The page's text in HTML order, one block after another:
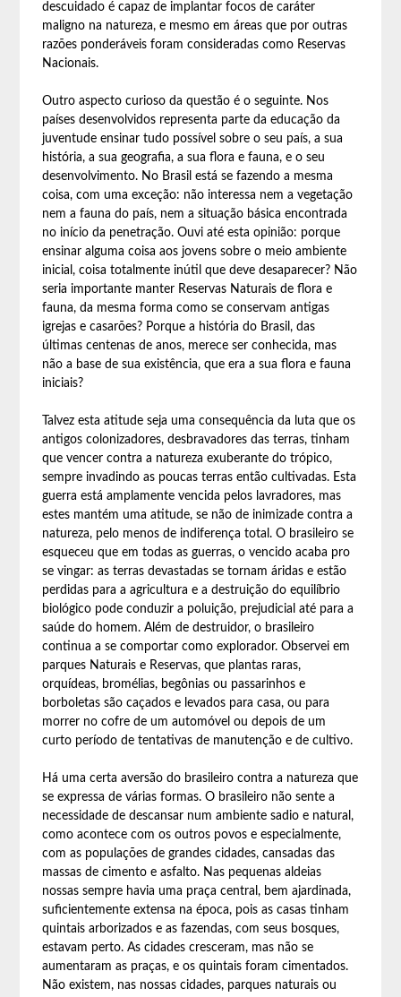
descuidado é capaz de implantar focos de caráter
maligno na natureza, e mesmo em áreas que por outras
razões ponderáveis foram consideradas como Reservas
Nacionais.
Outro aspecto curioso da questão é o seguinte. Nos
países desenvolvidos representa parte da educação da
juventude ensinar tudo possível sobre o seu país, a sua
história, a sua geografia, a sua flora e fauna, e o seu
desenvolvimento. No Brasil está se fazendo a mesma
coisa, com uma exceção: não interessa nem a vegetação
nem a fauna do país, nem a situação básica encontrada
no início da penetração. Ouvi até esta opinião: porque
ensinar alguma coisa aos jovens sobre o meio ambiente
inicial, coisa totalmente inútil que deve desaparecer? Não
seria importante manter Reservas Naturais de flora e
fauna, da mesma forma como se conservam antigas
igrejas e casarões? Porque a história do Brasil, das
últimas centenas de anos, merece ser conhecida, mas
não a base de sua existência, que era a sua flora e fauna
iniciais?
Talvez esta atitude seja uma consequência da luta que os
antigos colonizadores, desbravadores das terras, tinham
que vencer contra a natureza exuberante do trópico,
sempre invadindo as poucas terras então cultivadas. Esta
guerra está amplamente vencida pelos lavradores, mas
estes mantém uma atitude, se não de inimizade contra a
natureza, pelo menos de indiferença total. O brasileiro se
esqueceu que em todas as guerras, o vencido acaba pro
se vingar: as terras devastadas se tornam áridas e estão
perdidas para a agricultura e a destruição do equilíbrio
biológico pode conduzir a poluição, prejudicial até para a
saúde do homem. Além de destruidor, o brasileiro
continua a se comportar como explorador. Observei em
parques Naturais e Reservas, que plantas raras,
orquídeas, bromélias, begônias ou passarinhos e
borboletas são caçados e levados para casa, ou para
morrer no cofre de um automóvel ou depois de um
curto período de tentativas de manutenção e de cultivo.
Há uma certa aversão do brasileiro contra a natureza que
se expressa de várias formas. O brasileiro não sente a
necessidade de descansar num ambiente sadio e natural,
como acontece com os outros povos e especialmente,
com as populações de grandes cidades, cansadas das
massas de cimento e asfalto. Nas pequenas aldeias
nossas sempre havia uma praça central, bem ajardinada,
suficientemente extensa na época, pois as casas tinham
quintais arborizados e as fazendas, com seus bosques,
estavam perto. As cidades cresceram, mas não se
aumentaram as praças, e os quintais foram cimentados.
Não existem, nas nossas cidades, parques naturais ou